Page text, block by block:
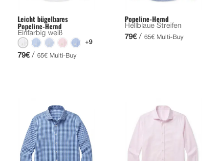
Leicht bügelbares
Popeline-Hemd
Einfarbig weiß
+9
79€ / 65€ Multi-Buy
Popeline-Hemd
Hellblaue Streifen
79€ / 65€ Multi-Buy